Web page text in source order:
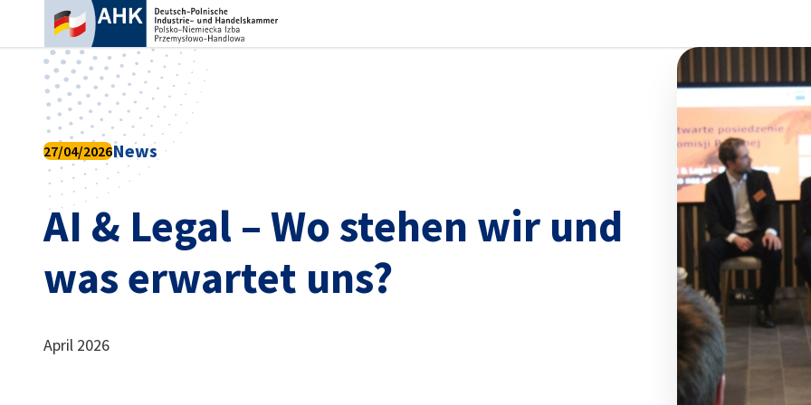
AI & Legal – Wo stehen wir und
was erwartet uns?
27/04/2026News
April 2026